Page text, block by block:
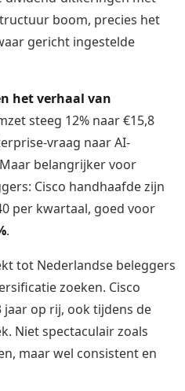
boom, precies het
gericht ingestelde
het verhaal van
steeg 12% naar €15,8
vraag naar AI-
belangrijker voor
Cisco handhaafde zijn
per kwartaal, goed voor
.
tot Nederlandse beleggers
zoeken. Cisco
op rij, ook tijdens de
Niet spectaculair zoals
maar wel consistent en